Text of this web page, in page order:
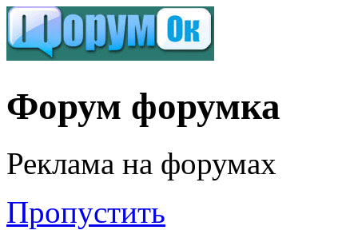
Форум форумка
Реклама на форумах
Пропустить